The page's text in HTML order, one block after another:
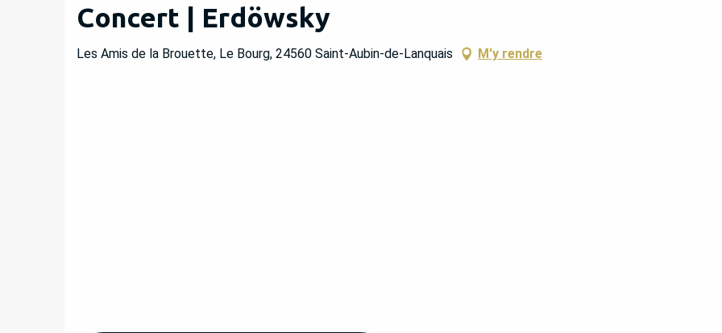
Concert | Erdöwsky
Les Amis de la Brouette, Le Bourg, 24560 Saint-Aubin-de-Lanquais M'y rendre